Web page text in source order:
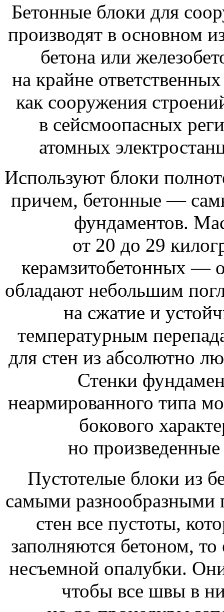
Бетонные блоки для
производят в основном
бетона или
на крайне
как сооружения
в сейсмоопасных
атомных
Используют блоки
причем, бетонные —
фундаментов.
от 20 до 29
керамзитобетонных —
обладают небольшим
на сжатие и
температурным
для стен из абсолютно
Стенки
неармированного типа
бокового
но
Пустотелые блоки из
самыми разнообразными
стен все пустоты,
заполняются бетоном,
несъемной опалубки.
чтобы все швы в